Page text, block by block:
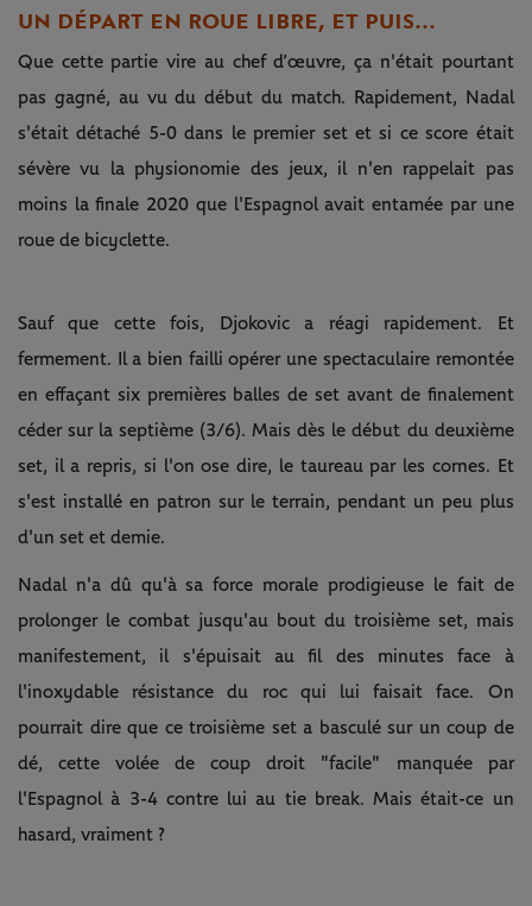
UN DÉPART EN ROUE LIBRE, ET PUIS...
Que cette partie vire au chef d’œuvre, ça n'était pourtant
pas gagné, au vu du début du match. Rapidement, Nadal
s'était détaché 5-0 dans le premier set et si ce score était
sévère vu la physionomie des jeux, il n'en rappelait pas
moins la finale 2020 que l'Espagnol avait entamée par une
roue de bicyclette.
Sauf que cette fois, Djokovic a réagi rapidement. Et
fermement. Il a bien failli opérer une spectaculaire remontée
en effaçant six premières balles de set avant de finalement
céder sur la septième (3/6). Mais dès le début du deuxième
set, il a repris, si l'on ose dire, le taureau par les cornes. Et
s'est installé en patron sur le terrain, pendant un peu plus
d'un set et demie.
Nadal n'a dû qu'à sa force morale prodigieuse le fait de
prolonger le combat jusqu'au bout du troisième set, mais
manifestement, il s'épuisait au fil des minutes face à
l'inoxydable résistance du roc qui lui faisait face. On
pourrait dire que ce troisième set a basculé sur un coup de
dé, cette volée de coup droit "facile" manquée par
l'Espagnol à 3-4 contre lui au tie break. Mais était-ce un
hasard, vraiment ?